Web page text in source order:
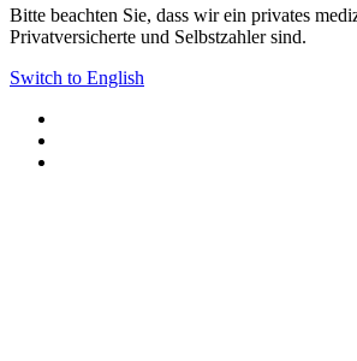
Bitte beachten Sie, dass wir ein privates
Privatversicherte und Selbstzahler sind.
Switch to English